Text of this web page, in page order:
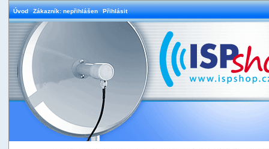
Úvod Zákazník: nepřihlášen Přihlásit